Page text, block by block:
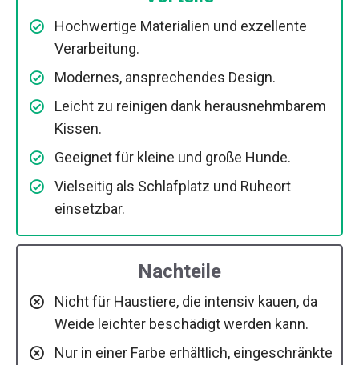
Hochwertige Materialien und exzellente
Verarbeitung.
Modernes, ansprechendes Design.
Leicht zu reinigen dank herausnehmbarem
Kissen.
Geeignet für kleine und große Hunde.
Vielseitig als Schlafplatz und Ruheort
einsetzbar.
Nachteile
Nicht für Haustiere, die intensiv kauen, da
Weide leichter beschädigt werden kann.
Nur in einer Farbe erhältlich, eingeschränkte